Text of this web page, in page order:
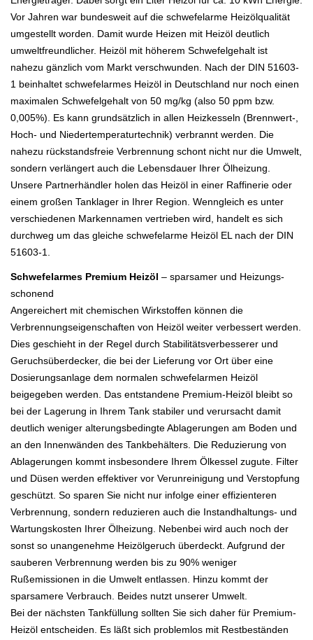
Vor Jahren war bundesweit auf die schwefelarme Heizölqualität
umgestellt worden. Damit wurde Heizen mit Heizöl deutlich
umweltfreundlicher. Heizöl mit höherem Schwefelgehalt ist
nahezu gänzlich vom Markt verschwunden. Nach der DIN 51603-
1 beinhaltet schwefelarmes Heizöl in Deutschland nur noch einen
maximalen Schwefelgehalt von 50 mg/kg (also 50 ppm bzw.
0,005%). Es kann grundsätzlich in allen Heizkesseln (Brennwert-,
Hoch- und Niedertemperaturtechnik) verbrannt werden. Die
nahezu rückstandsfreie Verbrennung schont nicht nur die Umwelt,
sondern verlängert auch die Lebensdauer Ihrer Ölheizung.
Unsere Partnerhändler holen das Heizöl in einer Raffinerie oder
einem großen Tanklager in Ihrer Region. Wenngleich es unter
verschiedenen Markennamen vertrieben wird, handelt es sich
durchweg um das gleiche schwefelarme Heizöl EL nach der DIN
51603-1.
Schwefelarmes Premium Heizöl – sparsamer und Heizungs-
schonend
Angereichert mit chemischen Wirkstoffen können die
Verbrennungseigenschaften von Heizöl weiter verbessert werden.
Dies geschieht in der Regel durch Stabilitätsverbesserer und
Geruchsüberdecker, die bei der Lieferung vor Ort über eine
Dosierungsanlage dem normalen schwefelarmen Heizöl
beigegeben werden. Das entstandene Premium-Heizöl bleibt so
bei der Lagerung in Ihrem Tank stabiler und verursacht damit
deutlich weniger alterungsbedingte Ablagerungen am Boden und
an den Innenwänden des Tankbehälters. Die Reduzierung von
Ablagerungen kommt insbesondere Ihrem Ölkessel zugute. Filter
und Düsen werden effektiver vor Verunreinigung und Verstopfung
geschützt. So sparen Sie nicht nur infolge einer effizienteren
Verbrennung, sondern reduzieren auch die Instandhaltungs- und
Wartungskosten Ihrer Ölheizung. Nebenbei wird auch noch der
sonst so unangenehme Heizölgeruch überdeckt. Aufgrund der
sauberen Verbrennung werden bis zu 90% weniger
Rußemissionen in die Umwelt entlassen. Hinzu kommt der
sparsamere Verbrauch. Beides nutzt unserer Umwelt.
Bei der nächsten Tankfüllung sollten Sie sich daher für Premium-
Heizöl entscheiden. Es läßt sich problemlos mit Restbeständen